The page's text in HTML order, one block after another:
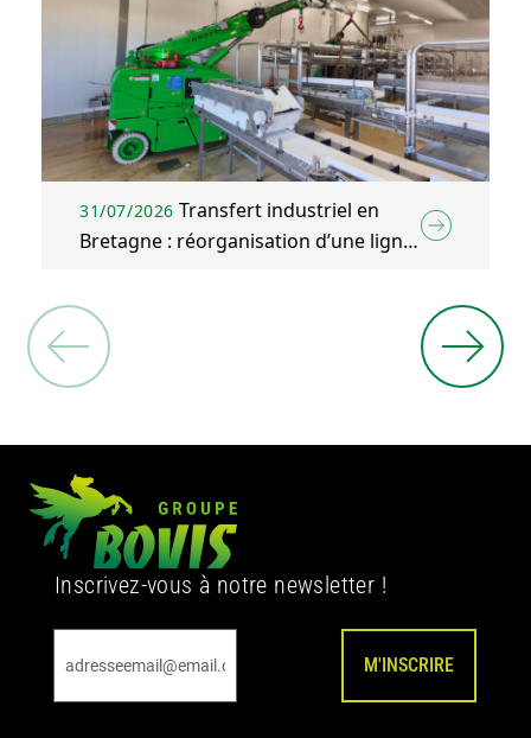
31/07/2026 Transfert industriel en
Bretagne : réorganisation d’une ligne
Inscrivez-vous à notre newsletter !
M'INSCRIRE